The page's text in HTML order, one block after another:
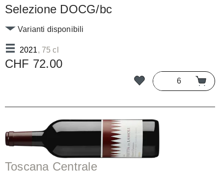
Selezione DOCG/bc
2021, 75 cl
Varianti disponibili
CHF 72.00
Toscana Centrale